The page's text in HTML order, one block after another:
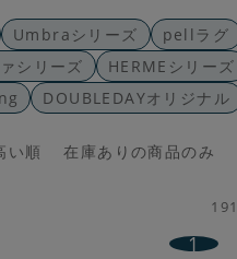
Umbraシリーズ pellラグ
シリーズ HERMEシリーズ
DOUBLEDAYオリジナル
い順 在庫ありの商品のみ
191
1